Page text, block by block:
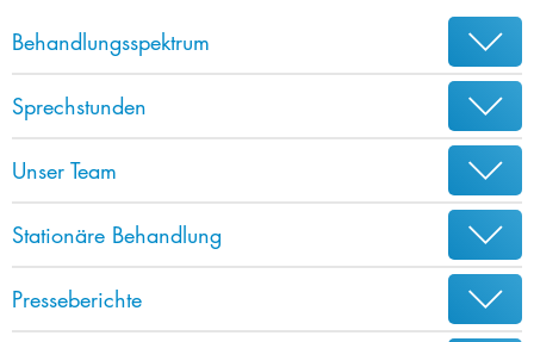
Behandlungsspektrum
Sprechstunden
Unser Team
Stationäre Behandlung
Presseberichte